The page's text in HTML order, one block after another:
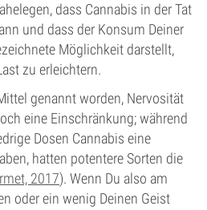
dass Cannabis in der Tat
und dass der Konsum Deiner
Möglichkeit darstellt,
zu erleichtern.
genannt worden, Nervosität
eine Einschränkung; während
Dosen Cannabis eine
hatten potentere Sorten die
2017). Wenn Du also am
oder ein wenig Deinen Geist